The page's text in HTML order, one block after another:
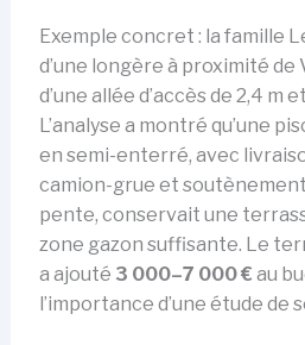
Exemple concret : la famille
d’une longère à proximité de
d’une allée d’accès de 2,4 m
L’analyse a montré qu’une
en semi-enterré, avec
camion-grue et
pente, conservait une
zone gazon suffisante. Le
a ajouté 3 000–7 000 € au
l’importance d’une étude de